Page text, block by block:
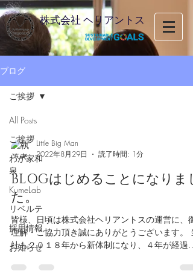
株式会社 ヘリアントス
ブログ
All Posts
ご挨拶
わが家和
泉
KumeLab
リベルテ
採用情報
お知らせ
ご挨拶
Little Big Man
2022年8月29日
読了時間: 1分
BLOGはじめることになりまし
た。
皆様、日頃は株式会社ヘリアントスの運営に、御
理解・ご協力頂き誠にありがとうございます。 当
社も２０１８年から新体制になり、４年が経過し